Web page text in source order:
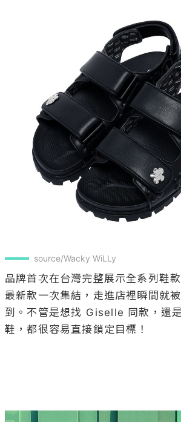
source/Wacky WiLLy
品牌首次在台灣完整展示全系列鞋
最新款一次集結，走進店裡瞬間就
到。不管是想找 Giselle 同款，還
鞋，都很容易直接鎖定目標！